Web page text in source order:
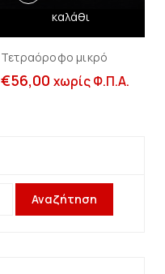
καλάθι
Τετραόροφο μικρό
€56,00 χωρίς Φ.Π.Α.
Αναζήτηση